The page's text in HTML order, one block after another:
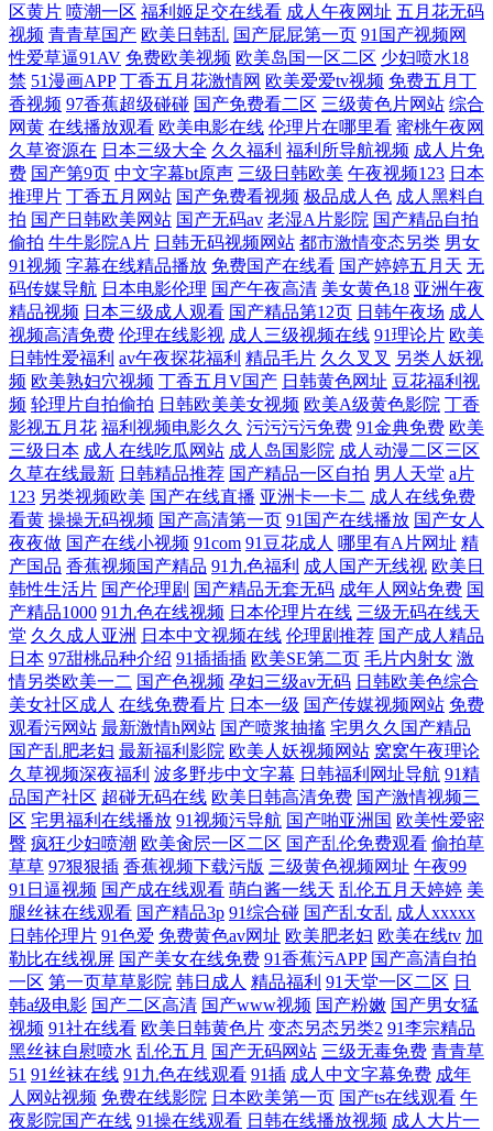
区黄片 喷潮一区 福利姬足交在线看 成人午夜网址 五月花无码
视频 青青草国产 欧美日韩乱 国产屁屁第一页 91国产视频网
性爱草逼91AV 免费欧美视频 欧美岛国一区二区 少妇喷水18
禁 51漫画APP 丁香五月花激情网 欧美爱爱tv视频 免费五月丁
香视频 97香蕉超级碰碰 国产免费看二区 三级黄色片网站 综合
网黄 在线播放观看 欧美电影在线 伦理片在哪里看 蜜桃午夜网
久草资源在 日本三级大全 久久福利 福利所导航视频 成人片免
费 国产第9页 中文字幕bt原声 三级日韩欧美 午夜视频123 日本
推理片 丁香五月网站 国产免费看视频 极品成人色 成人黑料自
拍 国产日韩欧美网站 国产无码av 老湿A片影院 国产精品自拍
偷拍 牛牛影院A片 日韩无码视频网站 都市激情变态另类 男女
91视频 字幕在线精品播放 免费国产在线看 国产婷婷五月天 无
码传媒导航 日本电影伦理 国产午夜高清 美女黄色18 亚洲午夜
精品视频 日本三级成人观看 国产精品第12页 日韩午夜场 成人
视频高清免费 伦理在线影视 成人三级视频在线 91理论片 欧美
日韩性爱福利 av午夜探花福利 精品毛片 久久叉叉 另类人妖视
频 欧美熟妇穴视频 丁香五月V国产 日韩黄色网址 豆花福利视
频 轮理片自拍偷拍 日韩欧美美女视频 欧美A级黄色影院 丁香
影视五月花 福利视频电影久久 污污污污免费 91金典免费 欧美
三级日本 成人在线吃瓜网站 成人岛国影院 成人动漫二区三区
久草在线最新 日韩精品推荐 国产精品一区自拍 男人天堂 a片
123 另类视频欧美 国产在线直播 亚洲卡一卡二 成人在线免费
看黄 操操无码视频 国产高清第一页 91国产在线播放 国产女人
夜夜做 国产在线小视频 91com 91豆花成人 哪里有A片网址 精
产国品 香蕉视频国产精品 91九色福利 成人国产无线视 欧美日
韩性生活片 国产伦理剧 国产精品无套无码 成年人网站免费 国
产精品1000 91九色在线视频 日本伦理片在线 三级无码在线天
堂 久久成人亚洲 日本中文视频在线 伦理剧推荐 国产成人精品
日本 97甜桃品种介绍 91插插插 欧美SE第二页 毛片内射女 激
情另类欧美一二 国产色视频 孕妇三级av无码 日韩欧美色综合
美女社区成人 在线免费看片 日本一级 国产传媒视频网站 免费
观看污网站 最新激情h网站 国产喷浆抽搐 宅男久久国产精品
国产乱肥老妇 最新福利影院 欧美人妖视频网站 窝窝午夜理论
久草视频深夜福利 波多野步中文字幕 日韩福利网址导航 91精
品国产社区 超碰无码在线 欧美日韩高清免费 国产激情视频三
区 宅男福利在线播放 91视频污导航 国产啪亚洲国 欧美性爱密
臀 疯狂少妇喷潮 欧美肏屄一区二区 国产乱伦免费观看 偷拍草
草草 97狠狠插 香蕉视频下载污版 三级黄色视频网址 午夜99
91日逼视频 国产成在线观看 萌白酱一线天 乱伦五月天婷婷 美
腿丝袜在线观看 国产精品3p 91综合碰 国产乱女乱 成人xxxxx
日韩伦理片 91色爱 免费黄色av网址 欧美肥老妇 欧美在线tv 加
勒比在线视屏 国产美女在线免费 91香蕉污APP 国产高清自拍
一区 第一页草草影院 韩日成人 精品福利 91天堂一区二区 日
韩a级电影 国产二区高清 国产www视频 国产粉嫩 国产男女猛
视频 91社在线看 欧美日韩黄色片 变态另态另类2 91李宗精品
黑丝袜自慰喷水 乱伦五月 国产无码网站 三级无毒免费 青青草
51 91丝袜在线 91九色在线观看 91插 成人中文字幕免费 成年
人网站视频 免费在线影院 日本欧美第一页 国产ts在线观看 午
夜影院国产在线 91操在线观看 日韩在线播放视频 成人大片一